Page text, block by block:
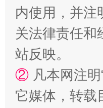
招工难、用工
内使用，并注
关法律责任和
站反映。
② 凡本网注
它媒体，转载